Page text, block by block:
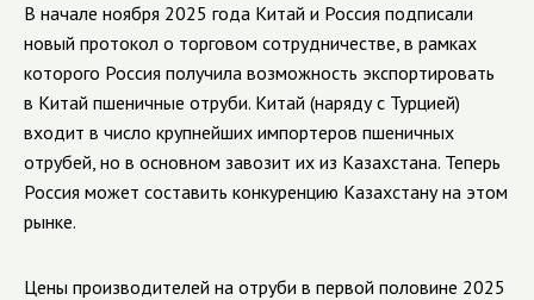
В начале ноября 2025 года Китай и Россия подписали
новый протокол о торговом сотрудничестве, в рамках
которого Россия получила возможность экспортировать
в Китай пшеничные отруби. Китай (наряду с Турцией)
входит в число крупнейших импортеров пшеничных
отрубей, но в основном завозит их из Казахстана. Теперь
Россия может составить конкуренцию Казахстану на этом
рынке.
Цены производителей на отруби в первой половине 2025